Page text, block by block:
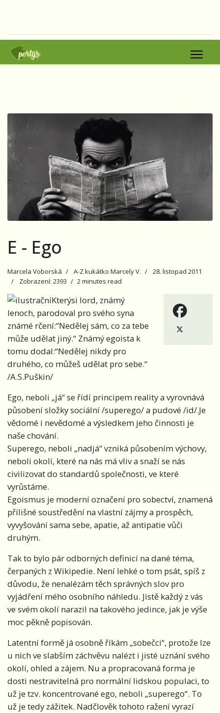
E - Ego
Marcela Voborská A-Z kukátko Marcely V.
28. listopad 2011
Zobrazení: 2393
2 minutes read
Kterýsi lord, známý
lenoch, parodoval pro svého syna
známé rčení:“Nedělej sám, co za tebe
může udělat jiný.“ Známý egoista k
tomu dodal:“Nedělej nikdy pro
druhého, co můžeš udělat pro sebe.“
/A.S.Puškin/
Ego, neboli „já“ se řídí principem reality a vyrovnává
působení složky sociální /superego/ a pudové /id/.Je
vědomé i nevědomé a výsledkem jeho činnosti je
naše chování.
Superego, neboli „nadjá“ vzniká působením výchovy,
neboli okolí, které na nás má vliv a snaží se nás
civilizovat do standardů společnosti, ve které
vyrůstáme.
Egoismus je moderní označení pro sobectví, znamená
přílišné soustředění na vlastní zájmy a prospěch,
vyvyšování sama sebe, apatie, až antipatie vůči
druhým.
Tak to bylo pár odborných definicí na dané téma,
čerpaných z Wikipedie. Není lehké o tom psát, spíš z
důvodu, že nenalézám těch správných slov pro
vyjádření mého osobního náhledu. Jistě každý z vás
ve svém okolí narazil na takového jedince, jak je výše
moc pěkně popisován.
Latentní formě já osobně říkám „sobečci“, protože lze
u nich ve slabším záchvěvu nalézt i jisté uznání svého
okolí, ohled a zájem. Nu a propracovaná forma je
dosti nestravitelná pro normální lidskou populaci, to
už je tzv. koncentrované ego, neboli „superego“. To
už je tedy zážitek. Nadčlověk tohoto ražení vyrazí